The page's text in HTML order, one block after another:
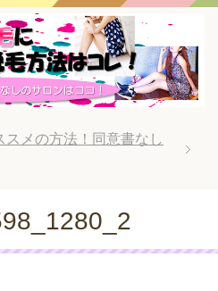
スメの方法！同意書なし